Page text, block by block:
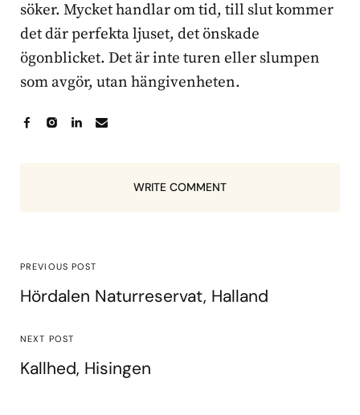
söker. Mycket handlar om tid, till slut kommer
det där perfekta ljuset, det önskade
ögonblicket. Det är inte turen eller slumpen
som avgör, utan hängivenheten.
WRITE COMMENT
PREVIOUS POST
Hördalen Naturreservat, Halland
NEXT POST
Kallhed, Hisingen